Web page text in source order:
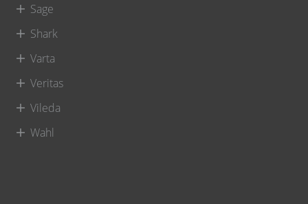
Sage
Shark
Varta
Veritas
Vileda
Wahl